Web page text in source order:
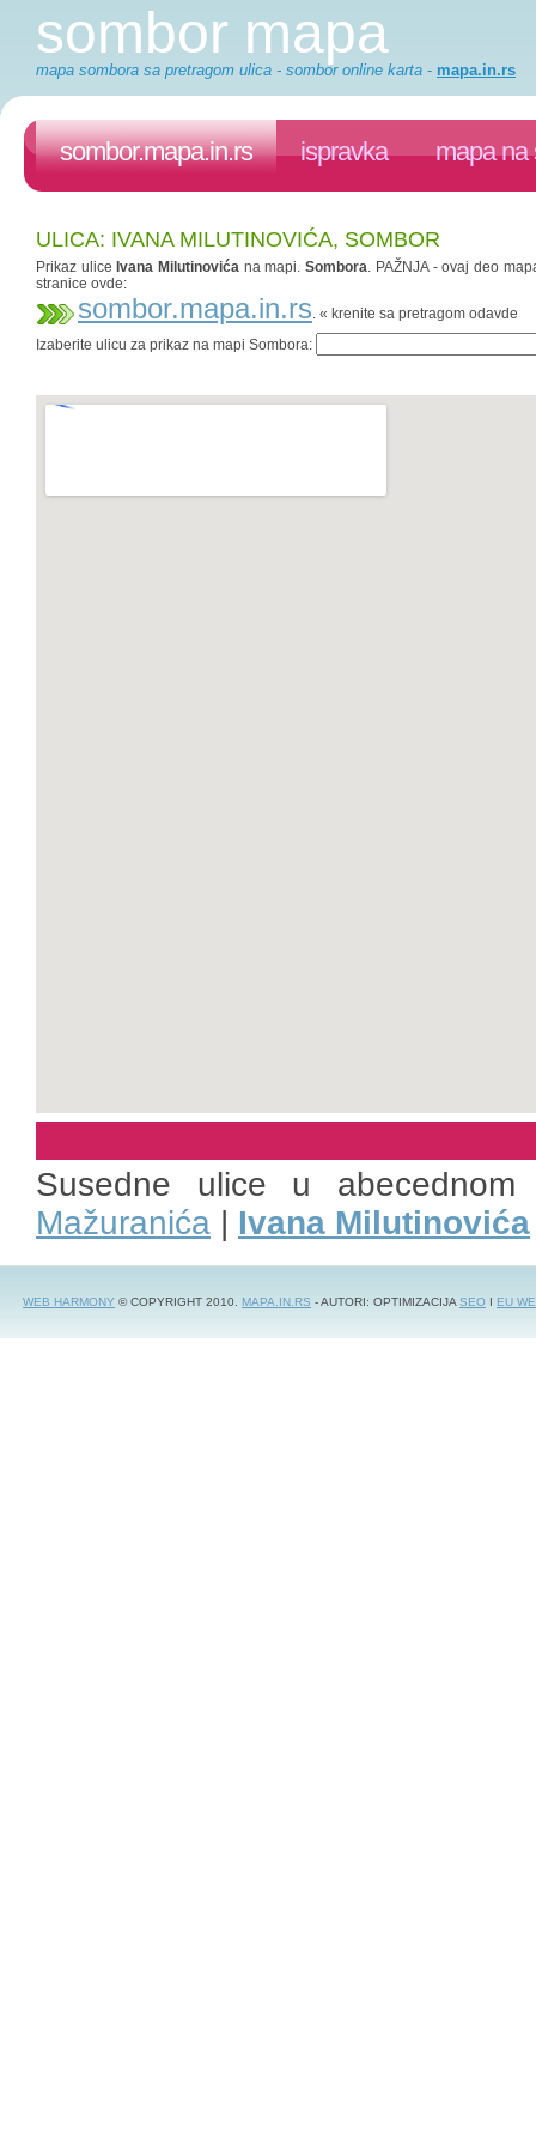
sombor mapa
mapa sombora sa pretragom ulica - sombor online karta - mapa.in.rs
sombor.mapa.in.rs ispravka mapa na
ULICA: IVANA MILUTINOVIĆA, SOMBOR
Prikaz ulice Ivana Milutinovića na mapi.Sombora. PAŽNJA - ovaj deo
stranice ovde:
sombor.mapa.in.rs. « krenite sa pretragom odavde
Izaberite ulicu za prikaz na mapi Sombora:
Susedne ulice u
Mažuranića | Ivana Milutinovića
WEB HARMONY © COPYRIGHT 2010. MAPA.IN.RS - AUTORI: OPTIMIZACIJASEO I EU